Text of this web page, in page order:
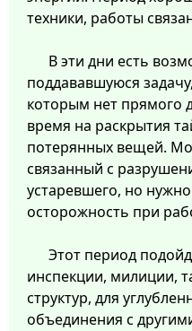
техники, работы
В эти дни есть
поддававшуюся
которым нет прямого
время на раскрытия
потерянных вещей.
связанный с
устаревшего, но
осторожность при
Этот период
инспекции, милиции,
структур, для
объединения с